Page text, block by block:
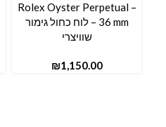
Rolex Oyster Perpetual –
36 mm – לוח כחול גימור
שוויצרי
₪